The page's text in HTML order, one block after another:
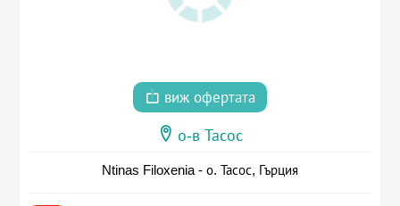
виж офертата
о-в Тасос
Ntinas Filoxenia - о. Тасос, Гърция